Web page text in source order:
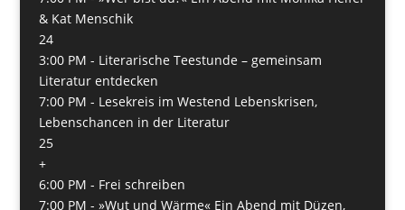
& Kat Menschik
24
3:00 PM - Literarische Teestunde – gemeinsam
Literatur entdecken
7:00 PM - Lesekreis im Westend Lebenskrisen,
Lebenschancen in der Literatur
25
+
6:00 PM - Frei schreiben
7:00 PM - »Wut und Wärme« Ein Abend mit Düzen,